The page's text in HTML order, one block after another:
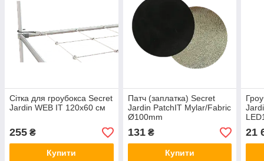
Сітка для гроубокса Secret
Jardin WEB IT 120x60 см
255 ₴
Купити
Патч (заплатка) Secret
Jardin PatchIT Mylar/Fabric
Ø100mm
131₴
Купити
21